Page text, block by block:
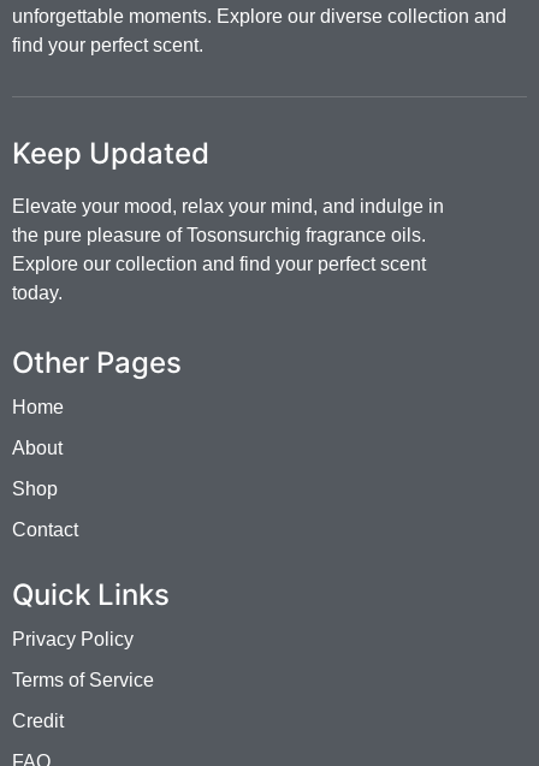
unforgettable moments. Explore our diverse collection and
find your perfect scent.
Keep Updated
Elevate your mood, relax your mind, and indulge in
the pure pleasure of Tosonsurchig fragrance oils.
Explore our collection and find your perfect scent
today.
Other Pages
Home
About
Shop
Contact
Quick Links
Privacy Policy
Terms of Service
Credit
FAQ